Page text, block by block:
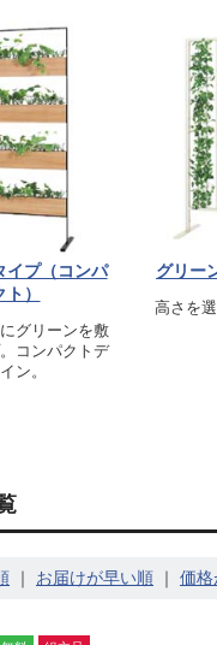
イプ（コンパ
ト）
グリーンを敷
コンパクトデ
ン。
グリー
高さを
｜ ｜